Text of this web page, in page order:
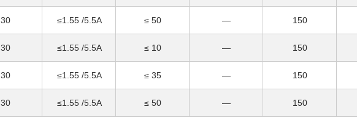
30 ≤1.55 /5.5A ≤ 50 — 150
30 ≤1.55 /5.5A ≤ 10 — 150
30 ≤1.55 /5.5A ≤ 35 — 150
30 ≤1.55 /5.5A ≤ 50 — 150